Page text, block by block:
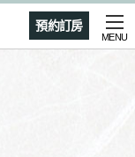
預約訂房
MENU